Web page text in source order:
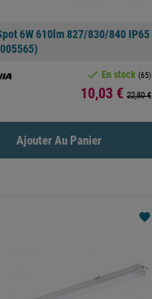
6W 610lm 827/830/840 IP65
 En stock (65)
Prix
10,03 € 22,80 €
Ajouter Au Panier
favorite